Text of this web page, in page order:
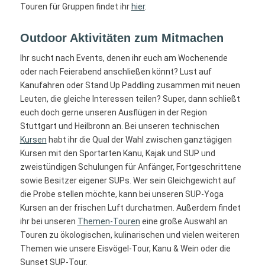
Touren für Gruppen findet ihr hier.
Outdoor Aktivitäten zum Mitmachen
Ihr sucht nach Events, denen ihr euch am Wochenende
oder nach Feierabend anschließen könnt? Lust auf
Kanufahren oder Stand Up Paddling zusammen mit neuen
Leuten, die gleiche Interessen teilen? Super, dann schließt
euch doch gerne unseren Ausflügen in der Region
Stuttgart und Heilbronn an. Bei unseren technischen
Kursen habt ihr die Qual der Wahl zwischen ganztägigen
Kursen mit den Sportarten Kanu, Kajak und SUP und
zweistündigen Schulungen für Anfänger, Fortgeschrittene
sowie Besitzer eigener SUPs. Wer sein Gleichgewicht auf
die Probe stellen möchte, kann bei unseren SUP-Yoga
Kursen an der frischen Luft durchatmen. Außerdem findet
ihr bei unseren Themen-Touren eine große Auswahl an
Touren zu ökologischen, kulinarischen und vielen weiteren
Themen wie unsere Eisvögel-Tour, Kanu & Wein oder die
Sunset SUP-Tour.